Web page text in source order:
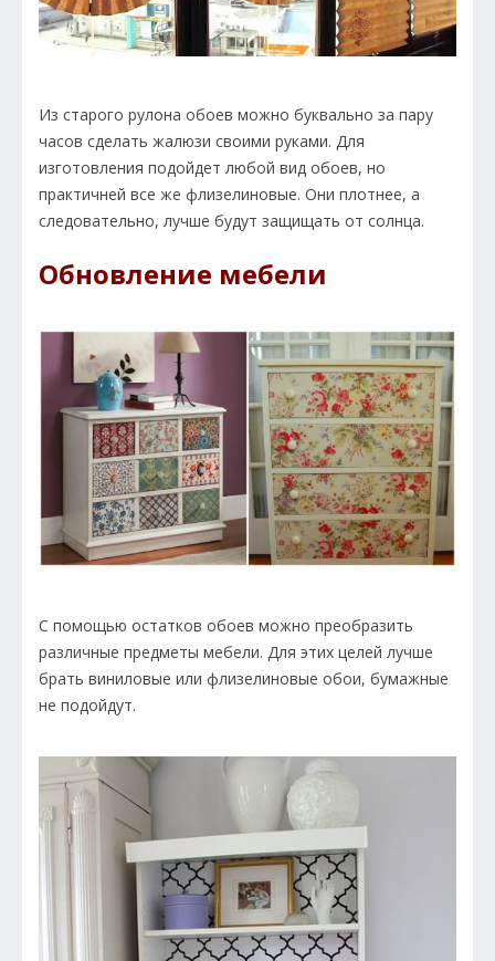
Из старого рулона обоев можно буквально за пару
часов сделать жалюзи своими руками. Для
изготовления подойдет любой вид обоев, но
практичней все же флизелиновые. Они плотнее, а
следовательно, лучше будут защищать от солнца.
Обновление мебели
С помощью остатков обоев можно преобразить
различные предметы мебели. Для этих целей лучше
брать виниловые или флизелиновые обои, бумажные
не подойдут.